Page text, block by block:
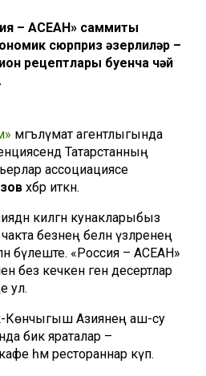
– АСЕАН» саммиты
сюрприз әзерлиләр –
рецептлары буенча чәй
мәгълүмат агентлыгында
Татарстанның
ассоциациясе
хәбәр иткән.
килгән кунакларыбыз
безнең белән үзләренең
бүлеште. «Россия – АСЕАН»
кечкенә генә десертлар
ул.
Көнчыгыш Азиянең аш-су
бик яраталар –
һәм рестораннар күп.